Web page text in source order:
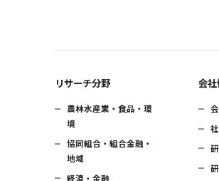
リサーチ分野
農林水産業・食品・環
境
協同組合・組合金融・
地域
経済・金融
会